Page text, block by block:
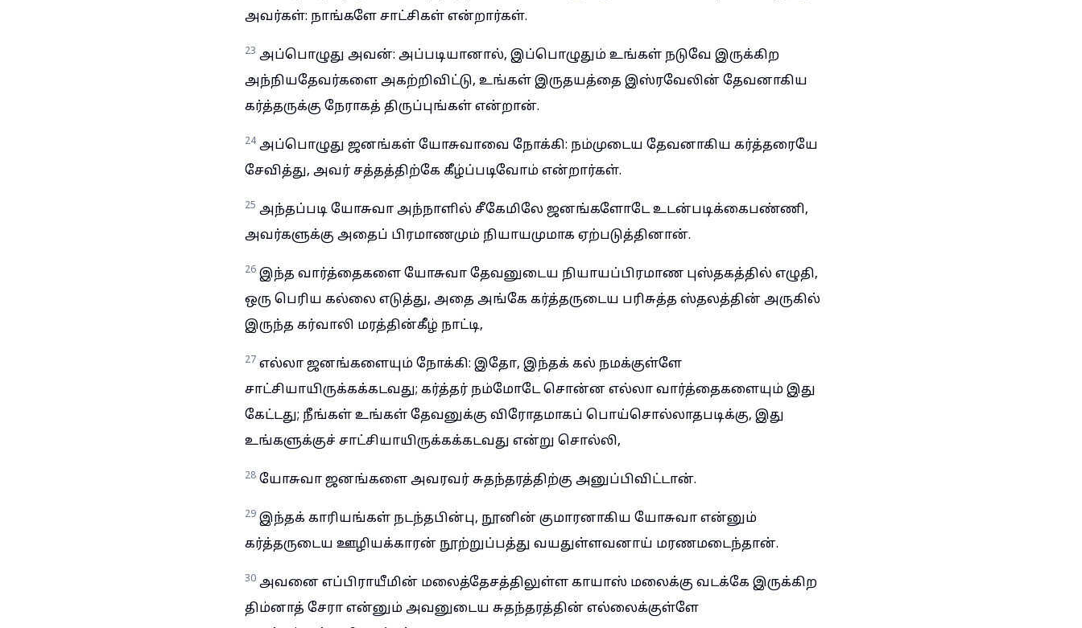
அவர்கள்: நாங்களே சாட்சிகள் என்றார்கள்.
23 அப்பொழுது அவன்: அப்படியானால், இப்பொழுதும் உங்கள் நடுவே இருக்கிற
அந்நியதேவர்களை அகற்றிவிட்டு, உங்கள் இருதயத்தை இஸ்ரவேலின் தேவனாகிய
கர்த்தருக்கு நேராகத் திருப்புங்கள் என்றான்.
24 அப்பொழுது ஜனங்கள் யோசுவாவை நோக்கி: நம்முடைய தேவனாகிய கர்த்தரையே
சேவித்து, அவர் சத்தத்திற்கே கீழ்ப்படிவோம் என்றார்கள்.
25 அந்தப்படி யோசுவா அந்நாளில் சீகேமிலே ஜனங்களோடே உடன்படிக்கைபண்ணி,
அவர்களுக்கு அதைப் பிரமாணமும் நியாயமுமாக ஏற்படுத்தினான்.
26 இந்த வார்த்தைகளை யோசுவா தேவனுடைய நியாயப்பிரமாண புஸ்தகத்தில் எழுதி,
ஒரு பெரிய கல்லை எடுத்து, அதை அங்கே கர்த்தருடைய பரிசுத்த ஸ்தலத்தின் அருகில்
இருந்த கர்வாலி மரத்தின்கீழ் நாட்டி,
27 எல்லா ஜனங்களையும் நோக்கி: இதோ, இந்தக் கல் நமக்குள்ளே
சாட்சியாயிருக்கக்கடவது; கர்த்தர் நம்மோடே சொன்ன எல்லா வார்த்தைகளையும் இது
கேட்டது; நீங்கள் உங்கள் தேவனுக்கு விரோதமாகப் பொய்சொல்லாதபடிக்கு, இது
உங்களுக்குச் சாட்சியாயிருக்கக்கடவது என்று சொல்லி,
28 யோசுவா ஜனங்களை அவரவர் சுதந்தரத்திற்கு அனுப்பிவிட்டான்.
29 இந்தக் காரியங்கள் நடந்தபின்பு, நூனின் குமாரனாகிய யோசுவா என்னும்
கர்த்தருடைய ஊழியக்காரன் நூற்றுப்பத்து வயதுள்ளவனாய் மரணமடைந்தான்.
30 அவனை எப்பிராயீமின் மலைத்தேசத்திலுள்ள காயாஸ் மலைக்கு வடக்கே இருக்கிற
திம்னாத் சேரா என்னும் அவனுடைய சுதந்தரத்தின் எல்லைக்குள்ளே